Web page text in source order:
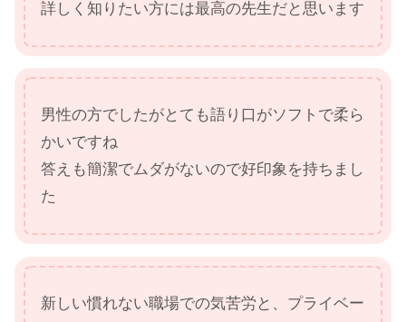
詳しく知りたい方には最高の先生だと思います
男性の方でしたがとても語り口がソフトで柔ら
かいですね
答えも簡潔でムダがないので好印象を持ちまし
た
新しい慣れない職場での気苦労と、プライベー